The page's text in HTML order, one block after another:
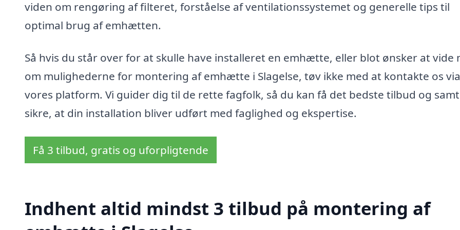
viden om rengøring af filteret, forståelse af ventilationssystemet og generelle tips til
optimal brug af emhætten.
Så hvis du står over for at skulle have installeret en emhætte, eller blot ønsker at vide
om mulighederne for montering af emhætte i Slagelse, tøv ikke med at kontakte os via
vores platform. Vi guider dig til de rette fagfolk, så du kan få det bedste tilbud og
sikre, at din installation bliver udført med faglighed og ekspertise.
Få 3 tilbud, gratis og uforpligtende
Indhent altid mindst 3 tilbud på montering af